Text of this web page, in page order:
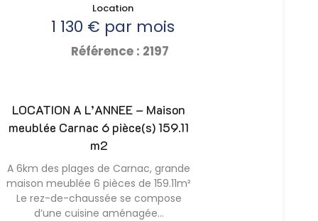
LOCATION A L’ANNEE – Maison
meublée Carnac 6 pièce(s) 159.11
m2
A 6km des plages de Carnac, grande
maison meublée 6 pièces de 159.11m²
Le rez-de-chaussée se compose
d’une cuisine aménagée…
Location
1 130 € par mois
Référence : 2197